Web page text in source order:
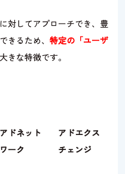
対してアプローチでき、豊
きるため、 特定の「ユーザ
きな特徴です。
アドネット
ワーク
アドエクス
チェンジ